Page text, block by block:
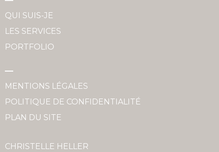
QUI SUIS-JE
LES SERVICES
PORTFOLIO
MENTIONS LÉGALES
POLITIQUE DE CONFIDENTIALITÉ
PLAN DU SITE
CHRISTELLE HELLER